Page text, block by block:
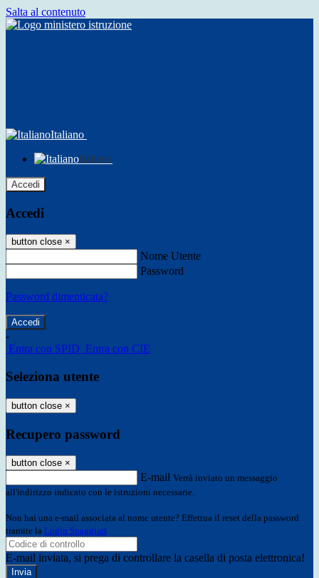
Salta al contenuto
Italiano
Italiano
Accedi
Accedi
button close ×
Nome Utente
Password
Password dimenticata?
-
Entra con SPID Entra con CIE
Seleziona utente
button close ×
Recupero password
button close ×
E-mail Verrà inviato un messaggio
all'indirizzo indicato con le istruzioni necessarie.
Non hai una e-mail associata al nome utente? Effettua il reset della password
tramite la Login Spaggiari
E-mail inviata, si prega di controllare la casella di posta elettronica!